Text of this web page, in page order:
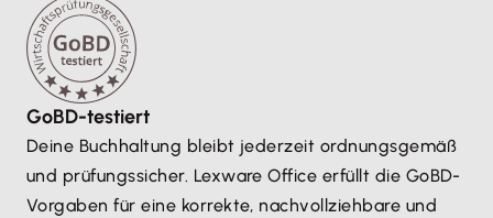
GoBD-testiert
Deine Buchhaltung bleibt jederzeit ordnungsgemäß
und prüfungssicher. Lexware Office erfüllt die GoBD-
Vorgaben für eine korrekte, nachvollziehbare und